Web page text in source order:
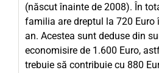
(născut înainte de 2008). În
familia are dreptul la 720 Euro
an. Acestea sunt deduse din
economisire de 1.600 Euro,
trebuie să contribuie cu 880